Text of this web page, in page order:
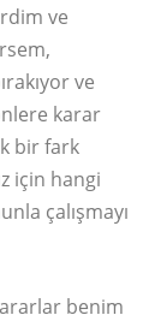
ve
ve
karar
bir fark
için hangi
çalışmayı
benim